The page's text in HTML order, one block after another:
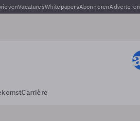
VacaturesWhitepapersAbonnerenAdverteren
Carrière